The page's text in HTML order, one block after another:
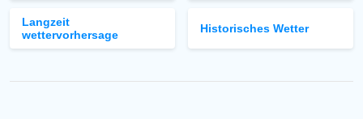
Langzeit
wettervorhersage
Historisches Wetter